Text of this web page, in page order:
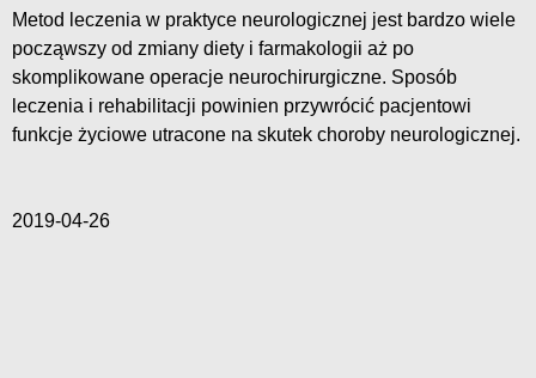
Metod leczenia w praktyce neurologicznej jest bardzo wiele
począwszy od zmiany diety i farmakologii aż po
skomplikowane operacje neurochirurgiczne. Sposób
leczenia i rehabilitacji powinien przywrócić pacjentowi
funkcje życiowe utracone na skutek choroby neurologicznej.
2019-04-26